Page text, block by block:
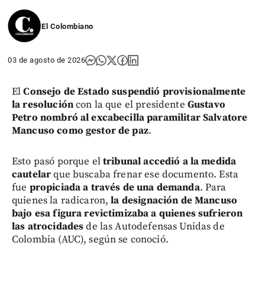
El Colombiano
03 de agosto de 2026
ElConsejo de Estado suspendió provisionalmente
la resolucióncon la que el presidente Gustavo
Petro nombró al excabecilla paramilitar Salvatore
Mancuso como gestor de paz.
Esto pasó porque eltribunal accedió a la medida
cautelarque buscaba frenar ese documento. Esta
fue propiciada a través de una demanda. Para
quienes la radicaron,la designación de Mancuso
bajo esa figura revictimizaba a quienes sufrieron
las atrocidadesde las Autodefensas Unidas de
Colombia (AUC), según se conoció.